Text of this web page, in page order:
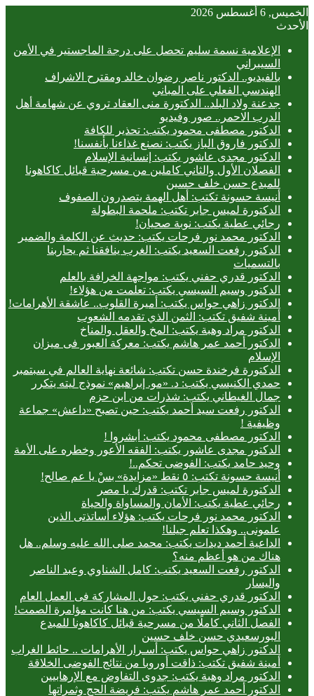
الخميس, 6 أغسطس 2026
الأحدث
الإعلامية نسمة سليم تحصل على درجة الماجستير في الأمن
السيبراني
بالفيديو.. ‎الدكتور ناصر رضوان خالد ومقترح الاشراف
الهندسي الفعلي على المباني
جدعنة ولاد البلد.. الدكتورة منى العقاد تروي عن شهامة أهل
الدرب الاحمر.. صور وفيديو
الدكتور مصطفى محمود يكتب: تحذير للكافة
الدكتور فاروق الباز يكتب: نصنع غذاءنا بأنفسنا!
الدكتور مجدى عاشور يكتب: إنسانية الإسلام
الفصلان الأول والثاني كاملين من مسرحية قبائل كاكاهونا
للمبدع حسن خلف حسين
أنيسة حسونة تكتب: أهل الهمة يتصدرون الصفوف
الدكتورة لميس جابر تكتب: ملحمة البطولة
رجائي عطية يكتب: نوبة صحيان!
الدكتور محمد نور فرحات يكتب: حديث عن الكلمة والضمير
الدكتور رفعت السعيد يكتب: الغرب ينافقنا ثم يحاربنا
بالتسميات
الدكتور قدري حفني يكتب: مواجهة الخرافة بالعلم
الدكتور وسيم السيسي يكتب: تعلمت من هؤلاء!
الدكتور زاهي حواس يكتب: أميرة القلوب.. عاشقة الأهرامات!
أمينة شفيق تكتب: الثمن الذي تقدمه الشعوب
الدكتور مراد وهبة يكتب: المخ والعقل والمناخ
الدكتور أحمد عمر هاشم يكتب: معركة العبور فى ميزان
الإسلام
الدكتورة فرخندة حسن تكتب: شائعة نهاية العالم في سبتمبر
حمدي الكنيسي يكتب: د. «مو. إبراهيم» نموذج ليته يتكرر
جمال الغيطاني يكتب: شذرات من ابن حزم
الدكتور رفعت سيد أحمد يكتب: حين تصبح «داعش» جماعة
وظيفية !
الدكتور مصطفى محمود يكتب: أبشروا !
الدكتور مجدى عاشور يكتب: الفقه الأعور وخطره على الأمة
وحيد حامد يكتب: الفوضى تحكم..!
أنيسة حسونة تكتب: ٥ نقط «مزايدة» بسْ يا عم صالح!
الدكتورة لميس جابر تكتب: قدرك يا مصر
رجائي عطية يكتب: الأمان والمساواة والحياة
الدكتور محمد نور فرحات يكتب: هؤلاء أساتذتى الذين
علمونى.. وهكذا تعلم جيلنا!
الداعية أحمد ديدات يكتب: محمد صلى الله عليه وسلم.. هل
هناك من هو أعظم منه؟
الدكتور رفعت السعيد يكتب: كامل الشناوي وعبد الناصر
واليسار
الدكتور قدري حفني يكتب: حول المشاركة فى العمل العام
الدكتور وسيم السيسي يكتب: من هنا كانت مؤامرة الصمت!
الفصل الثاني كاملًا من مسرحية قبائل كاكاهونا للمبدع
البورسعيدي حسن خلف حسين
الدكتور زاهي حواس يكتب: أسـرار الأهرامات .. حائط الغراب
أمينة شفيق تكتب: ذاقت أوروبا من نتائج الفوضى الخلاقة
الدكتور مراد وهبة يكتب: جدوى التفاوض مع الإرهابيين
الدكتور أحمد عمر هاشم يكتب: فريضة الحج وثمراتها